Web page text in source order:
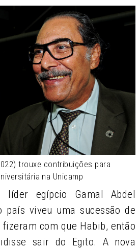
trouxe contribuições para
na Unicamp
egípcio Gamal Abdel
país viveu uma sucessão de
com que Habib, então
sair do Egito. A nova